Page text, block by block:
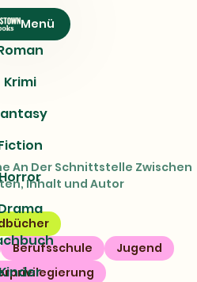
Menü
Krimi
Horror
An Der Schnittstelle Zwischen
Inhalt und Autor
Berufsschule
Jugend